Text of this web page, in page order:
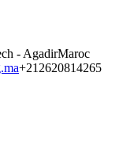
- AgadirMaroc
+212620814265